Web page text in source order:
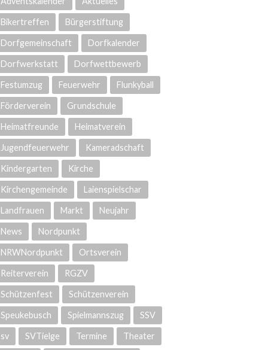
Bikertreffen Bürgerstiftung
Dorfgemeinschaft Dorfkalender
Dorfwerkstatt Dorfwettbewerb
Festumzug Feuerwehr Flunkyball
Förderverein Grundschule
Heimatfreunde Heimatverein
Jugendfeuerwehr Kameradschaft
Kindergarten Kirche
Kirchengemeinde Laienspielschar
Landfrauen Markt Neujahr
News Nordpunkt
NRWNordpunkt Ortsverein
Reiterverein RGZV
Schützenfest Schützenverein
Speukebusch Spielmannszug SSV
sv SVTielge Termine Theater